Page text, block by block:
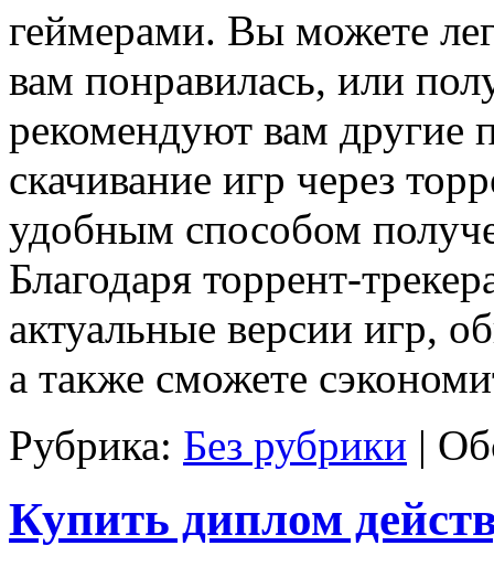
геймерами. Вы можете
вам понравилась, или
рекомендуют вам другие
скачивание игр через
удобным способом
Благодаря торрент-
актуальные версии игр,
а также сможете
Рубрика: Без рубрики |
Купить диплом